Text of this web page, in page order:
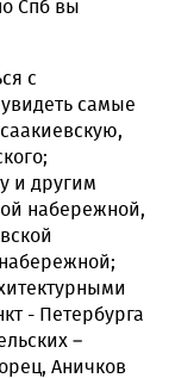
Спб вы
с
самые
и другим
набережной,
- Петербурга
–
Аничков